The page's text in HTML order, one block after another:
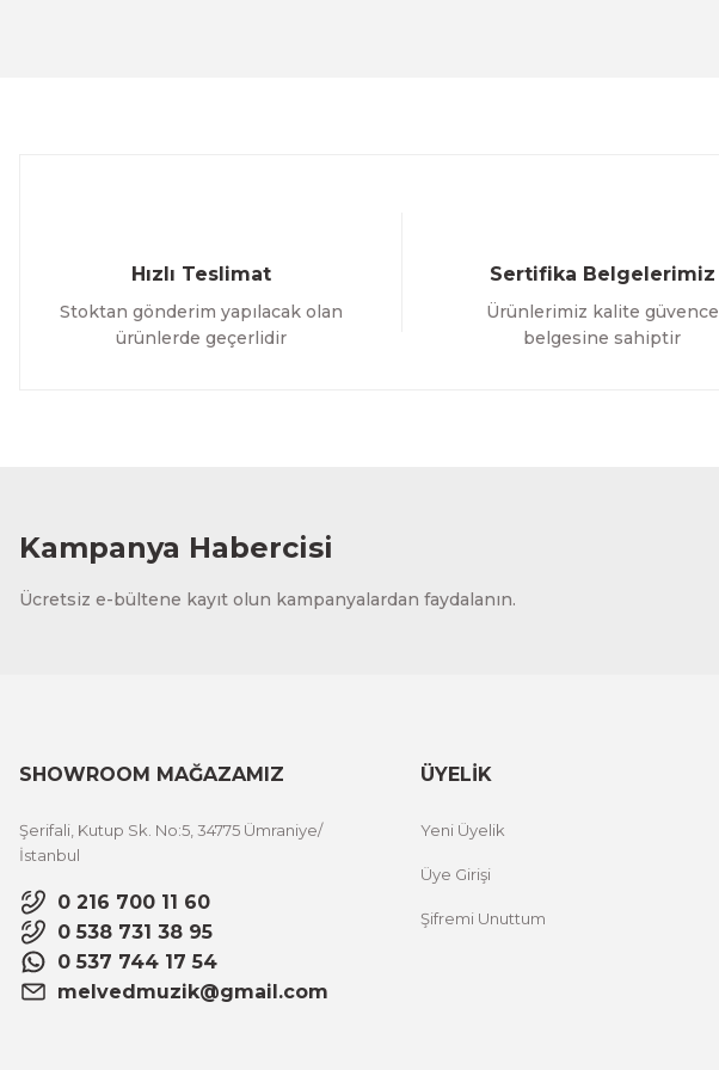
Hızlı Teslimat
Stoktan gönderim yapılacak olan
ürünlerde geçerlidir
Sertifika Belgelerimiz
Ürünlerimiz kalite güvence
belgesine sahiptir
Kampanya Habercisi
Ücretsiz e-bültene kayıt olun kampanyalardan faydalanın.
SHOWROOM MAĞAZAMIZ
Şerifali, Kutup Sk. No:5, 34775 Ümraniye/
İstanbul
0 216 700 11 60
0 538 731 38 95
0 537 744 17 54
melvedmuzik@gmail.com
ÜYELİK
Yeni Üyelik
Üye Girişi
Şifremi Unuttum